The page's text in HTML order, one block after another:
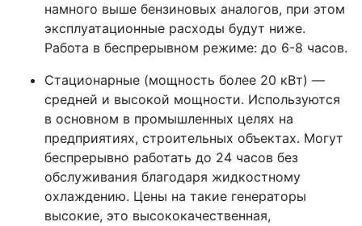
намного выше бензиновых аналогов, при этом
эксплуатационные расходы будут ниже.
Работа в беспрерывном режиме: до 6-8 часов.
Стационарные (мощность более 20 кВт) —
средней и высокой мощности. Используются
в основном в промышленных целях на
предприятиях, строительных объектах. Могут
беспрерывно работать до 24 часов без
обслуживания благодаря жидкостному
охлаждению. Цены на такие генераторы
высокие, это высококачественная,